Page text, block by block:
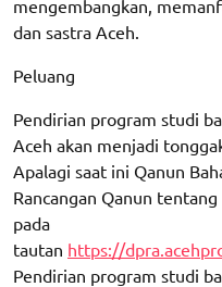
mengembangkan,
dan sastra Aceh.
Peluang
Pendirian program studi
Aceh akan menjadi
Apalagi saat ini Qanun
Rancangan Qanun
pada
tautan https://
Pendirian program studi